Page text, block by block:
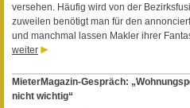
versehen. Häufig wird von der
zuweilen benötigt man für den
und manchmal lassen Makler ihrer
weiter
MieterMagazin-Gespräch:
nicht wichtig“